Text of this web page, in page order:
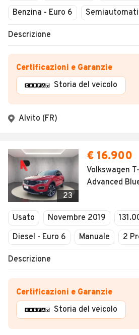
Benzina - Euro 6
Descrizione
Certificazioni e Garanzie
Storia del veicolo
Alvito (FR)
23
€ 16.900
Volkswagen
Advanced
Usato Novembre 2019
Diesel - Euro 6
Manuale 2
Descrizione
Certificazioni e Garanzie
Storia del veicolo